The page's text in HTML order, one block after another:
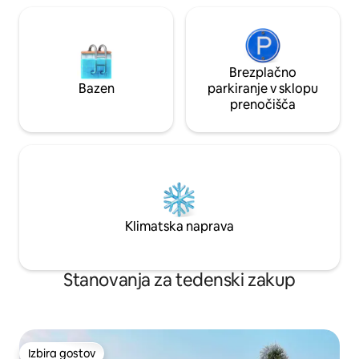
butikov. Romantična cona ima tudi
najvišjo koncentracijo restavracij in barov
v mestu, z živahnim mehiškim vrvežem,
ki se nadaljuje po ulicah. Hoja bo najboljša
Avtobusi vozijo približno dve ulici stran
Bazen
Brezplačno
parkiranje v sklopu
prenočišča
Klimatska naprava
Stanovanja za tedenski zakup
Izbira gostov